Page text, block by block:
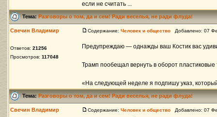
если не считать ...
Тема:Разговоры о том, да и сем! Ради веселья, не ради флуда!
Свечин Владимир
Ответов: 21256
Просмотров: 117048
Содержание: Человек и общество Добавлено: 07
Предупреждаю — однажды ваш Костик вас
Трамп пообещал вернуть в оборот
«На следующей неделе я подпишу указ,
Тема:Разговоры о том, да и сем! Ради веселья, не ради флуда!
Свечин Владимир Содержание: Человек и общество Добавлено: 07